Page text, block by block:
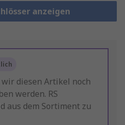
anzeigen
diesen Artikel noch
werden. RS
aus dem Sortiment zu